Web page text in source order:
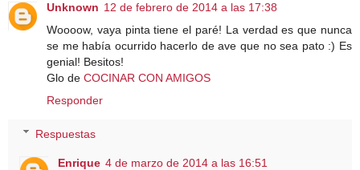
Unknown 12 de febrero de 2014 a las 17:38
Woooow, vaya pinta tiene el paré! La verdad es que nunca
se me había ocurrido hacerlo de ave que no sea pato :) Es
genial! Besitos!
Glo de COCINAR CON AMIGOS
Responder
Respuestas
Enrique 4 de marzo de 2014 a las 16:51